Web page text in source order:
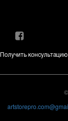
Получить консультацию